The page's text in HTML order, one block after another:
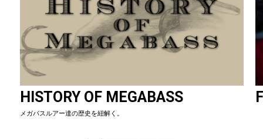
HISTORY OF MEGABASS
メガバスルアー達の歴史を紐解く。